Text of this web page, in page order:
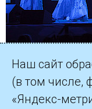
Наш сайт
(в том числе,
«Яндекс-